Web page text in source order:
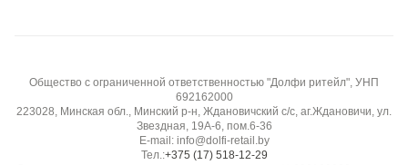
Общество с ограниченной ответственностью "Долфи ритейл", УНП
692162000
223028, Минская обл., Минский р-н, Ждановичский с/с, аг.Ждановичи, ул.
Звездная, 19А-6, пом.6-36
E-mail: info@dolfi-retail.by
Тел.:+375 (17) 518-12-29